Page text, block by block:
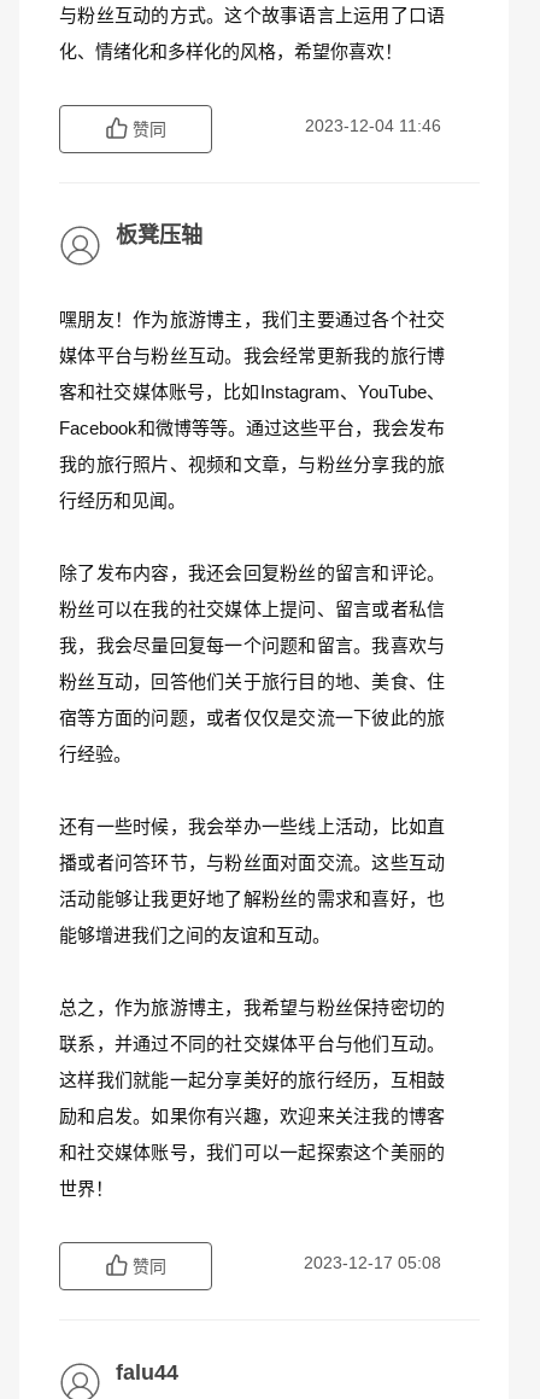
与粉丝互动的方式。这个故事语言上运用了口语
化、情绪化和多样化的风格，希望你喜欢！
赞同 2023-12-04 11:46
板凳压轴
嘿朋友！作为旅游博主，我们主要通过各个社交
媒体平台与粉丝互动。我会经常更新我的旅行博
客和社交媒体账号，比如Instagram、YouTube、
Facebook和微博等等。通过这些平台，我会发布
我的旅行照片、视频和文章，与粉丝分享我的旅
行经历和见闻。
除了发布内容，我还会回复粉丝的留言和评论。
粉丝可以在我的社交媒体上提问、留言或者私信
我，我会尽量回复每一个问题和留言。我喜欢与
粉丝互动，回答他们关于旅行目的地、美食、住
宿等方面的问题，或者仅仅是交流一下彼此的旅
行经验。
还有一些时候，我会举办一些线上活动，比如直
播或者问答环节，与粉丝面对面交流。这些互动
活动能够让我更好地了解粉丝的需求和喜好，也
能够增进我们之间的友谊和互动。
总之，作为旅游博主，我希望与粉丝保持密切的
联系，并通过不同的社交媒体平台与他们互动。
这样我们就能一起分享美好的旅行经历，互相鼓
励和启发。如果你有兴趣，欢迎来关注我的博客
和社交媒体账号，我们可以一起探索这个美丽的
世界！
赞同 2023-12-17 05:08
falu44